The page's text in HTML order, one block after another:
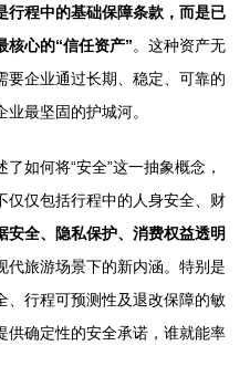
行程中的基础保障条款，而是已
核心的“信任资产”。这种资产无
要企业通过长期、稳定、可靠的
最坚固的护城河。
如何将“安全”这一抽象概念，
仅仅包括行程中的人身安全、财
安全、隐私保护、消费权益透明
代旅游场景下的新内涵。特别是
、行程可预测性及退改保障的敏
供确定性的安全承诺，谁就能率